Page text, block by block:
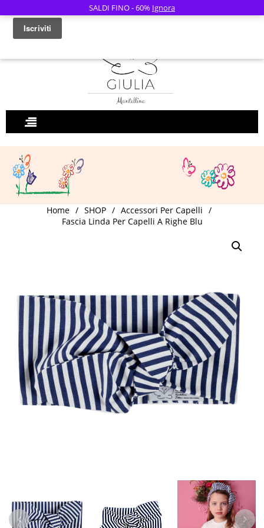
Home / SHOP / Accessori Per Capelli /
Fascia Linda Per Capelli A Righe Blu
SALDI FINO - 60% Ignora